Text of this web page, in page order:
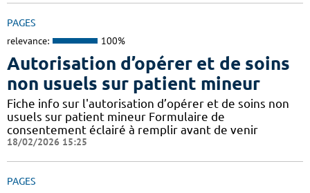
PAGES
relevance: 100%
Autorisation d’opérer et de soins
non usuels sur patient mineur
Fiche info sur l'autorisation d’opérer et de soins non
usuels sur patient mineur Formulaire de
consentement éclairé à remplir avant de venir
18/02/2026 15:25
PAGES